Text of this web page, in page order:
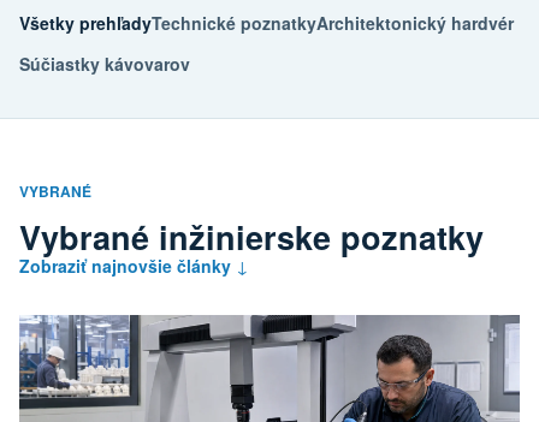
Všetky prehľadyTechnické poznatkyArchitektonický hardvér
Súčiastky kávovarov
VYBRANÉ
Vybrané inžinierske poznatky
Zobraziť najnovšie články ↓